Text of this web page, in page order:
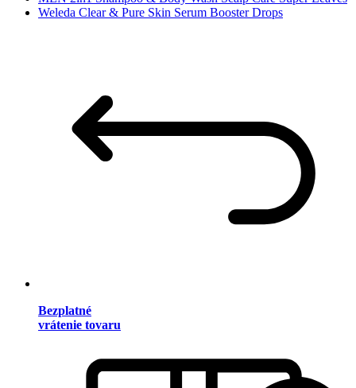
Weleda Clear & Pure Skin Serum Booster Drops
Bezplatné
vrátenie tovaru